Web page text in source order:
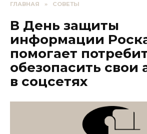
ГЛАВНАЯ » СОВЕТЫ
В День защиты
информации
помогает
обезопасить свои
в соцсетях